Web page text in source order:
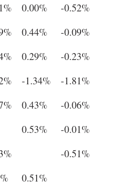
0.00% -0.52%
0.44% -0.09%
0.29% -0.23%
-1.34% -1.81%
0.43% -0.06%
0.53% -0.01%
-0.51%
0.51%